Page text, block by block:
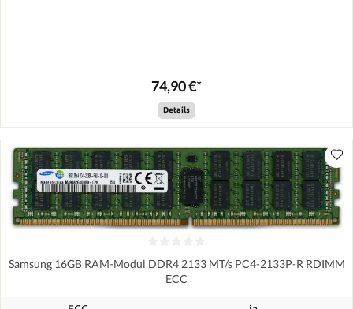
74,90 €*
Details
Samsung 16GB RAM-Modul DDR4 2133 MT/s PC4-2133P-R RDIMM
ECC